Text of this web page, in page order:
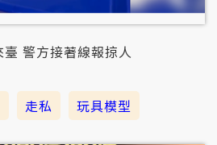
警方接著線報掠人
走私 玩具模型